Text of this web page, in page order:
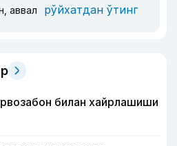
аввал рўйхатдан ўтинг
билан хайрлашиши